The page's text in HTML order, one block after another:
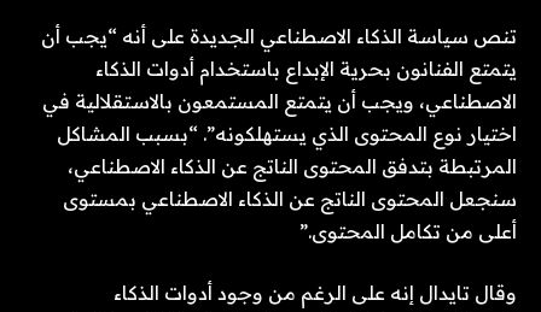
تنص سياسة الذكاء الاصطناعي الجديدة على أنه “يجب أن
يتمتع الفنانون بحرية الإبداع باستخدام أدوات الذكاء
الاصطناعي، ويجب أن يتمتع المستمعون بالاستقلالية في
اختيار نوع المحتوى الذي يستهلكونه”. “بسبب المشاكل
المرتبطة بتدفق المحتوى الناتج عن الذكاء الاصطناعي،
سنجعل المحتوى الناتج عن الذكاء الاصطناعي بمستوى
أعلى من تكامل المحتوى.”
وقال تايدال إنه على الرغم من وجود أدوات الذكاء